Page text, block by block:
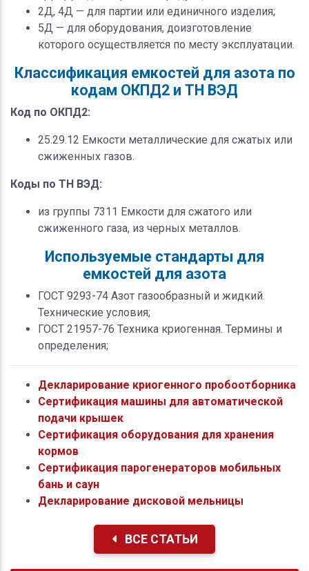
2Д, 4Д — для партии или единичного изделия;
5Д — для оборудования, доизготовление
которого осуществляется по месту эксплуатации.
Классификация емкостей для азота по
кодам ОКПД2 и ТН ВЭД
Код по ОКПД2:
25.29.12 Емкости металлические для сжатых или
сжиженных газов.
Коды по ТН ВЭД:
из группы 7311 Емкости для сжатого или
сжиженного газа, из черных металлов.
Используемые стандарты для
емкостей для азота
ГОСТ 9293-74 Азот газообразный и жидкий.
Технические условия;
ГОСТ 21957-76 Техника криогенная. Термины и
определения;
Декларирование криогенного пробоотборника
Сертификация машины для автоматической
подачи крышек
Сертификация оборудования для хранения
кормов
Сертификация парогенераторов мобильных
бань и саун
Декларирование дисковой мельницы
ВСЕ СТАТЬИ